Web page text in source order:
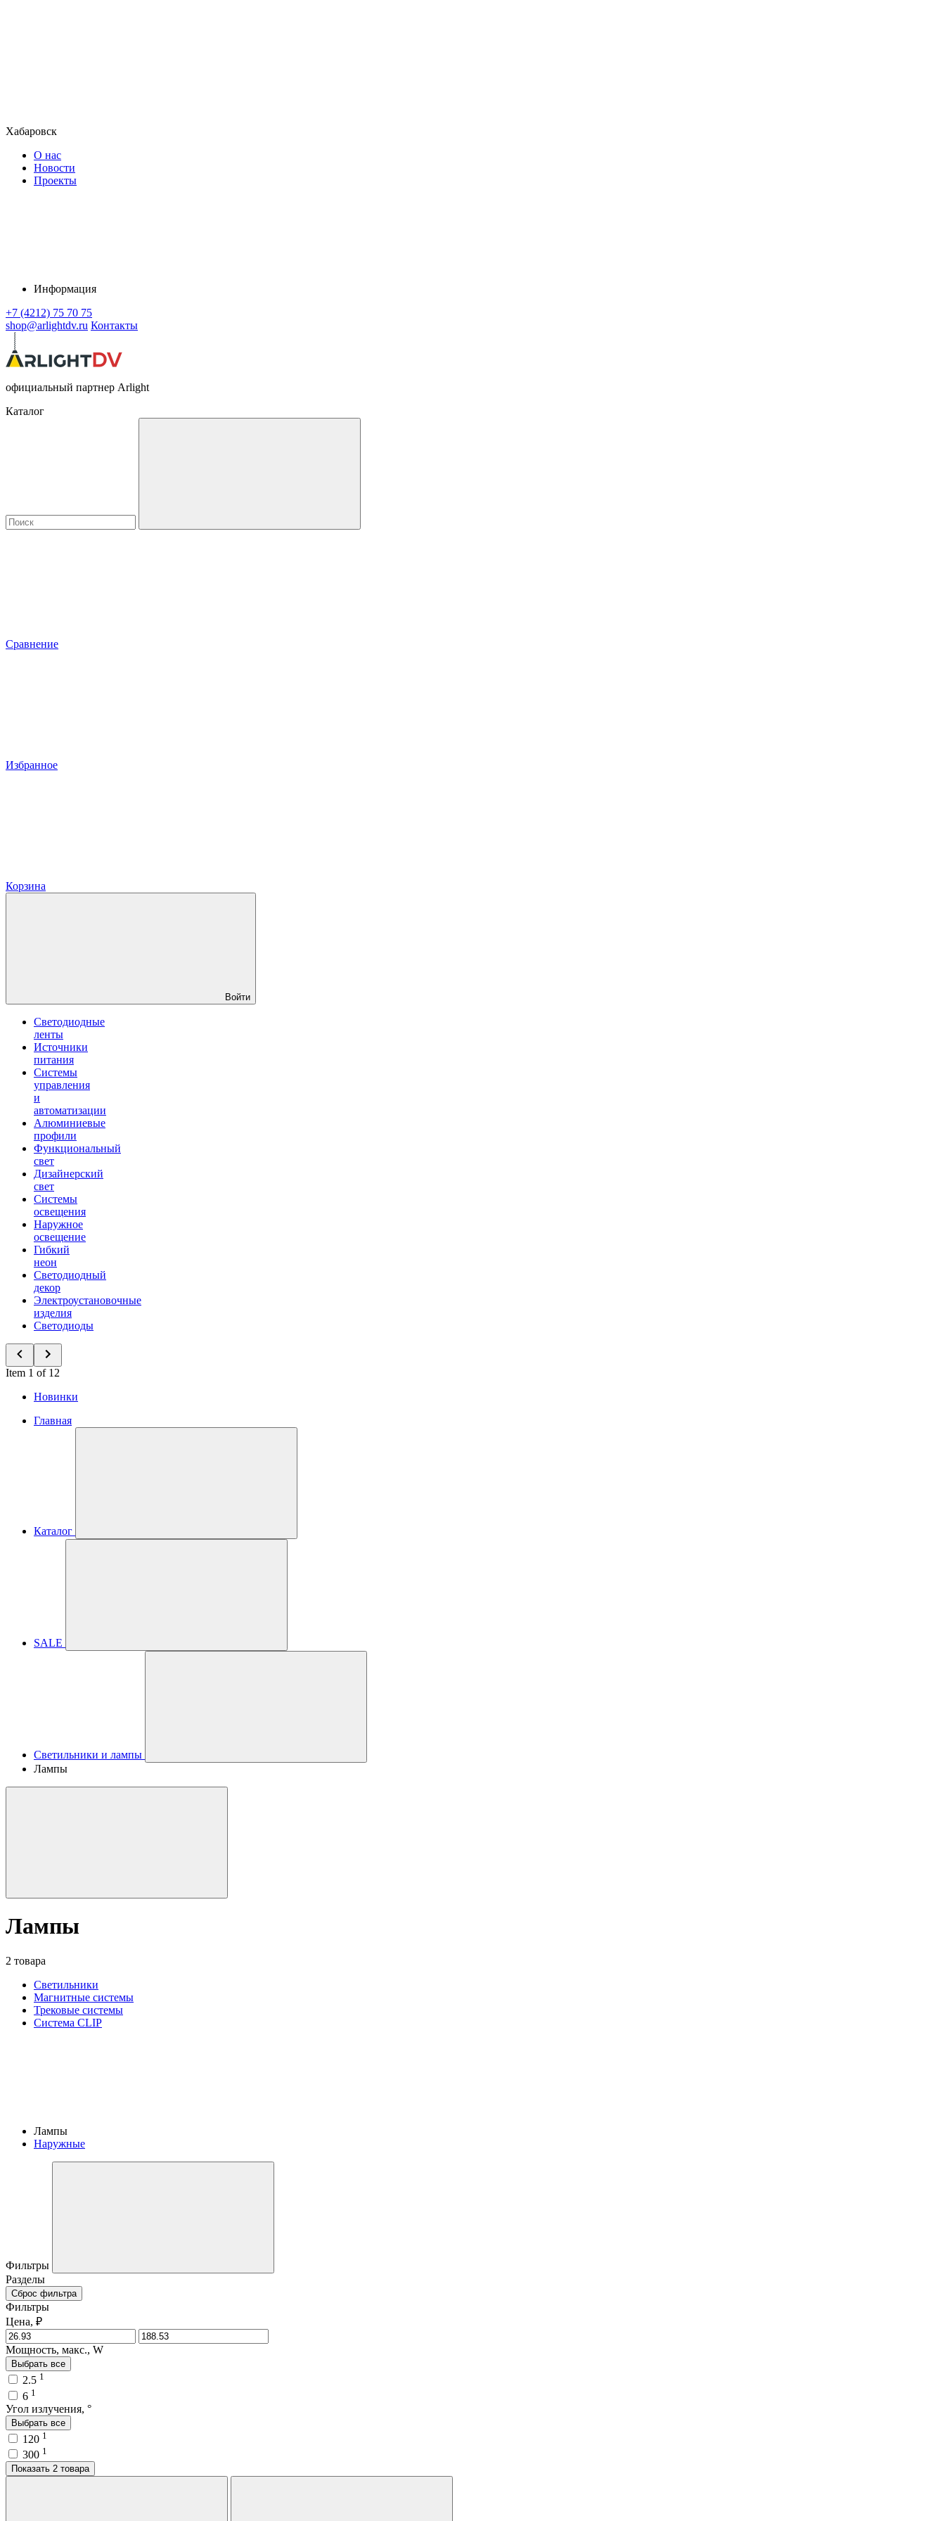
Хабаровск
О нас
Новости
Проекты
Информация
+7 (4212) 75 70 75
shop@arlightdv.ru Контакты
официальный партнер Arlight
Каталог
Сравнение
Избранное
Корзина
Войти
Светодиодные
ленты
Источники
питания
Системы
управления
и
автоматизации
Алюминиевые
профили
Функциональный
свет
Дизайнерский
свет
Системы
освещения
Наружное
освещение
Гибкий
неон
Светодиодный
декор
Электроустановочные
изделия
Светодиоды
Item 1 of 12
Новинки
Главная
Каталог
SALE
Светильники и лампы
Лампы
Лампы
2 товара
Светильники
Магнитные системы
Трековые системы
Система CLIP
Лампы
Наружные
Фильтры
Разделы
Сброс фильтра
Фильтры
Цена, ₽
Мощность, макс., W
Выбрать все
2.5 1
6 1
Угол излучения, °
Выбрать все
120 1
300 1
Показать 2 товара